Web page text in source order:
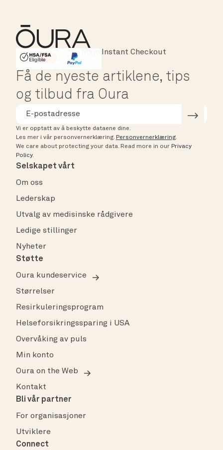
HSA/FSA Eligible
Affirm
Instant Checkout
Få de nyeste artiklene, tips
og tilbud fra Oura
Vi er opptatt av å beskytte dataene dine.
Les mer i vår personvernerklæring. Personvernerklæring.
We care about protecting your data. Read more in our Privacy
Policy.
Selskapet vårt
Om oss
Lederskap
Utvalg av medisinske rådgivere
Ledige stillinger
Nyheter
Støtte
Oura kundeservice
Størrelser
Resirkuleringsprogram
Helseforsikringssparing i USA
Overvåking av puls
Min konto
Oura on the Web
Kontakt
Bli vår partner
For organisasjoner
Utviklere
Connect